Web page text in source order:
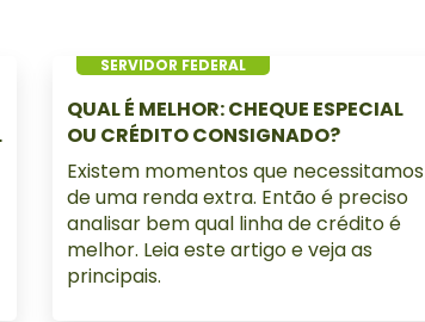
SERVIDOR FEDERAL
QUAL É MELHOR: CHEQUE ESPECIAL
OU CRÉDITO CONSIGNADO?
Existem momentos que necessitamos
de uma renda extra. Então é preciso
analisar bem qual linha de crédito é
melhor. Leia este artigo e veja as
principais.